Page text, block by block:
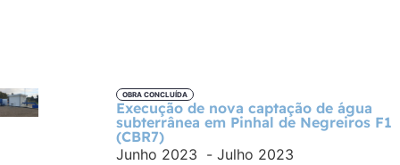
OBRA CONCLUÍDA
Execução de nova captação de água
subterrânea em Pinhal de Negreiros F1
(CBR7)
Junho 2023 - Julho 2023